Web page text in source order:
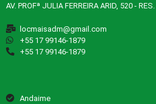
AV. PROFª JULIA FERREIRA ARID, 520 -
locmaisadm@gmail.com
‪+55 17 99146‑1879‬
‪+55 17 99146‑1879‬
Andaime